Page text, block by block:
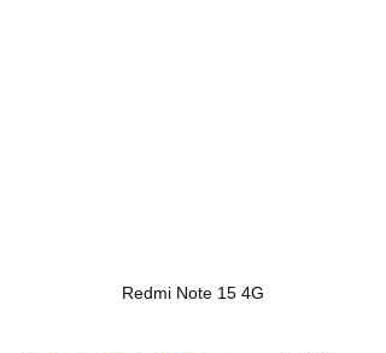
Redmi Note 15 4G